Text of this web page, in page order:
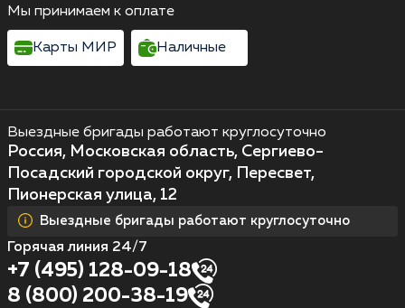
Выездные бригады работают круглосуточно
Россия, Московская область, Сергиево-
Посадский городской округ, Пересвет,
Пионерская улица, 12
Выездные бригады работают круглосуточно
Горячая линия 24/7
+7 (495) 128-09-18
8 (800) 200-38-19
Мы принимаем к оплате
Карты МИР Наличные